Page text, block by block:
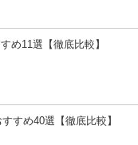
め11選【徹底比較】
すめ40選【徹底比較】